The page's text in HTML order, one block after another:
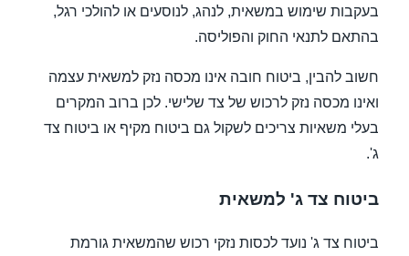
בעקבות שימוש במשאית, לנהג, לנוסעים או להולכי רגל,
בהתאם לתנאי החוק והפוליסה.
חשוב להבין, ביטוח חובה אינו מכסה נזק למשאית עצמה
ואינו מכסה נזק לרכוש של צד שלישי. לכן ברוב המקרים
בעלי משאיות צריכים לשקול גם ביטוח מקיף או ביטוח צד
ג'.
ביטוח צד ג' למשאית
ביטוח צד ג' נועד לכסות נזקי רכוש שהמשאית גורמת